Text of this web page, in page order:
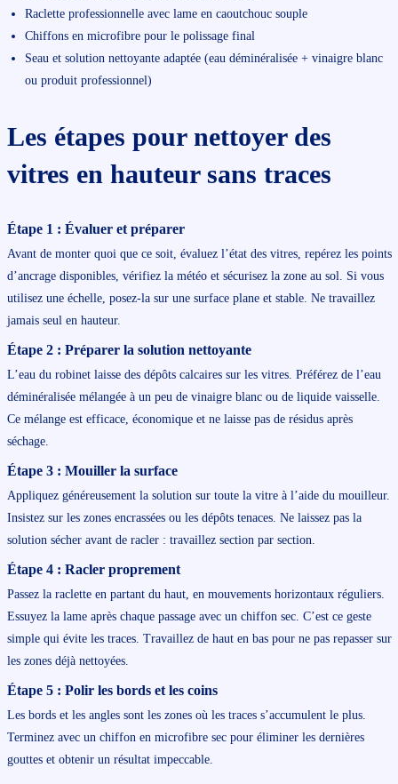
Raclette professionnelle avec lame en caoutchouc souple
Chiffons en microfibre pour le polissage final
Seau et solution nettoyante adaptée (eau déminéralisée + vinaigre blanc
ou produit professionnel)
Les étapes pour nettoyer des
vitres en hauteur sans traces
Étape 1 : Évaluer et préparer
Avant de monter quoi que ce soit, évaluez l’état des vitres, repérez les points
d’ancrage disponibles, vérifiez la météo et sécurisez la zone au sol. Si vous
utilisez une échelle, posez-la sur une surface plane et stable. Ne travaillez
jamais seul en hauteur.
Étape 2 : Préparer la solution nettoyante
L’eau du robinet laisse des dépôts calcaires sur les vitres. Préférez de l’eau
déminéralisée mélangée à un peu de vinaigre blanc ou de liquide vaisselle.
Ce mélange est efficace, économique et ne laisse pas de résidus après
séchage.
Étape 3 : Mouiller la surface
Appliquez généreusement la solution sur toute la vitre à l’aide du mouilleur.
Insistez sur les zones encrassées ou les dépôts tenaces. Ne laissez pas la
solution sécher avant de racler : travaillez section par section.
Étape 4 : Racler proprement
Passez la raclette en partant du haut, en mouvements horizontaux réguliers.
Essuyez la lame après chaque passage avec un chiffon sec. C’est ce geste
simple qui évite les traces. Travaillez de haut en bas pour ne pas repasser sur
les zones déjà nettoyées.
Étape 5 : Polir les bords et les coins
Les bords et les angles sont les zones où les traces s’accumulent le plus.
Terminez avec un chiffon en microfibre sec pour éliminer les dernières
gouttes et obtenir un résultat impeccable.